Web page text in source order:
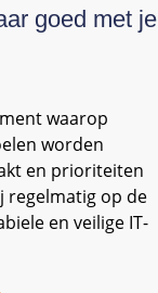
goed met je
waarop
worden
en prioriteiten
regelmatig op de
en veilige IT-